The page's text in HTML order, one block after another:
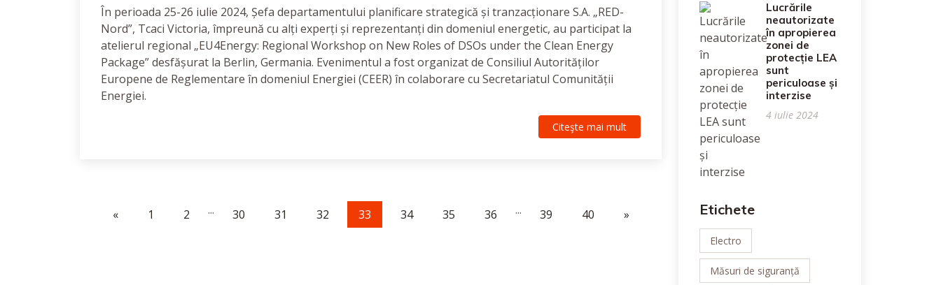
În perioada 25-26 iulie 2024, Șefa departamentului planificare strategică și tranzacționare S.A. „RED-
Nord”, Tcaci Victoria, împreună cu alți experți și reprezentanți din domeniul energetic, au participat la
atelierul regional „EU4Energy: Regional Workshop on New Roles of DSOs under the Clean Energy
Package” desfășurat la Berlin, Germania. Evenimentul a fost organizat de Consiliul Autorităților
Europene de Reglementare în domeniul Energiei (CEER) în colaborare cu Secretariatul Comunității
Energiei.
Citeşte mai mult
« 1 2 ... 30 31 32 33 34 35 36 ... 39 40 »
Lucrările
neautorizate
în apropierea
zonei de
protecție LEA
sunt
periculoase și
interzise
4 iulie 2024
Etichete
Electro
Măsuri de siguranță